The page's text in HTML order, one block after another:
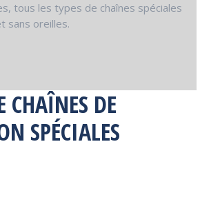
tous les types de chaînes spéciales
sans oreilles.
CHAÎNES DE
SPÉCIALES